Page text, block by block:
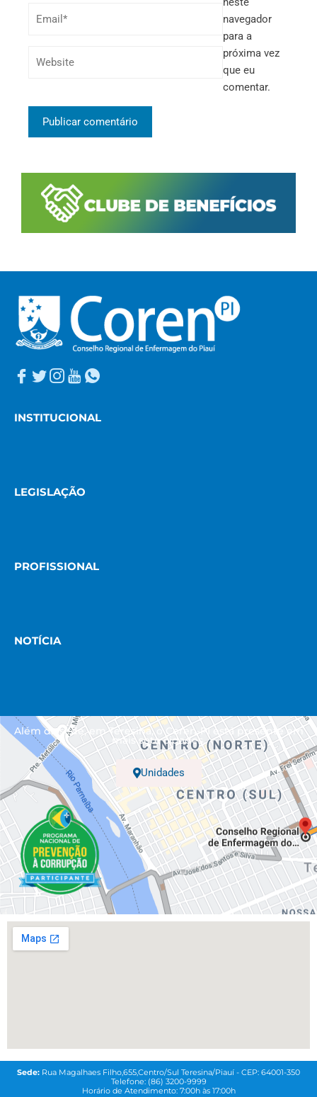
navegador
para a
próxima vez
que eu
comentar.
INSTITUCIONAL
LEGISLAÇÃO
PROFISSIONAL
NOTÍCIA
Além da sede, em Teresina, o Coren-PI está presente em
mais sete cidades.
Unidades
Sede: Rua Magalhaes Filho,655,Centro/Sul Teresina/Piauí - CEP: 64001-350
Telefone: (86) 3200-9999
Horário de Atendimento: 7:00h às 17:00h